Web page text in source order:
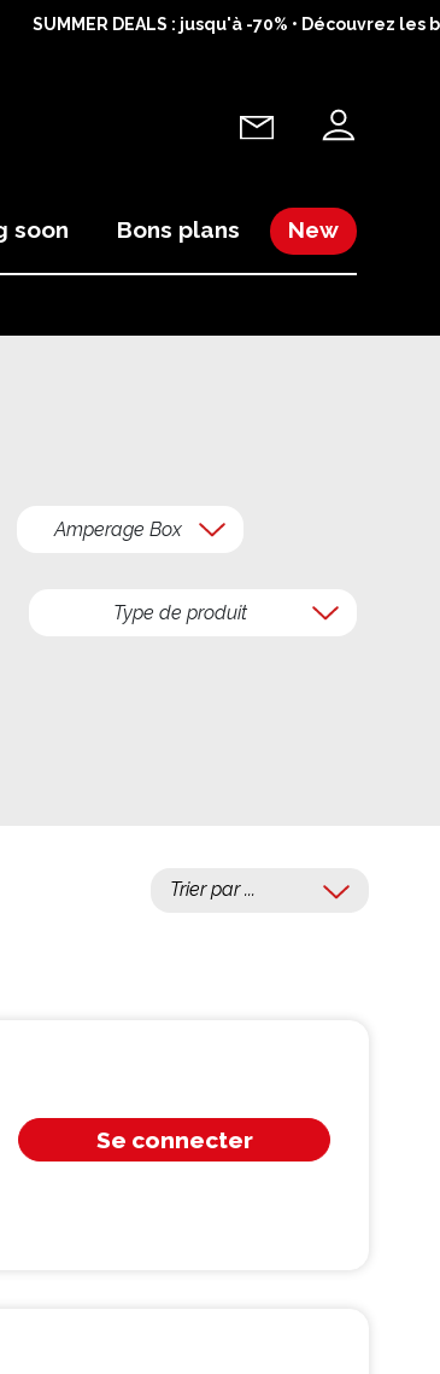
SUMMER DEALS : jusqu'à -70% • Découvrez les
New
Bons plans
soon
Amperage Box
Type de produit
Se connecter